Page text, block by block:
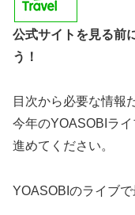
公式サイトを見る前
う！
目次から必要な情報
今年のYOASOBIラ
進めてください。
YOASOBIのライブで